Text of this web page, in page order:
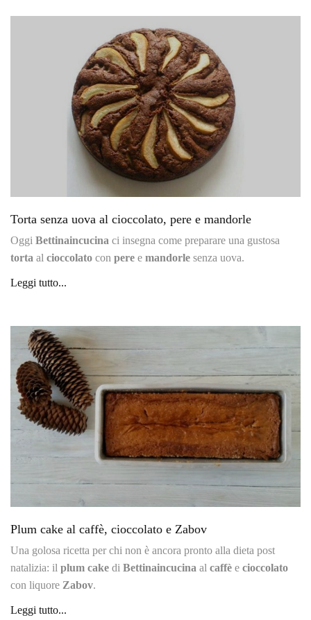
Torta senza uova al cioccolato, pere e mandorle
Oggi Bettinaincucina ci insegna come preparare una gustosa
torta al cioccolato con pere e mandorle senza uova.
Leggi tutto...
Plum cake al caffè, cioccolato e Zabov
Una golosa ricetta per chi non è ancora pronto alla dieta post
natalizia: il plum cake di Bettinaincucina al caffè e cioccolato
con liquore Zabov.
Leggi tutto...